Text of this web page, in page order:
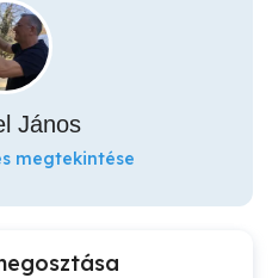
János
megtekintése